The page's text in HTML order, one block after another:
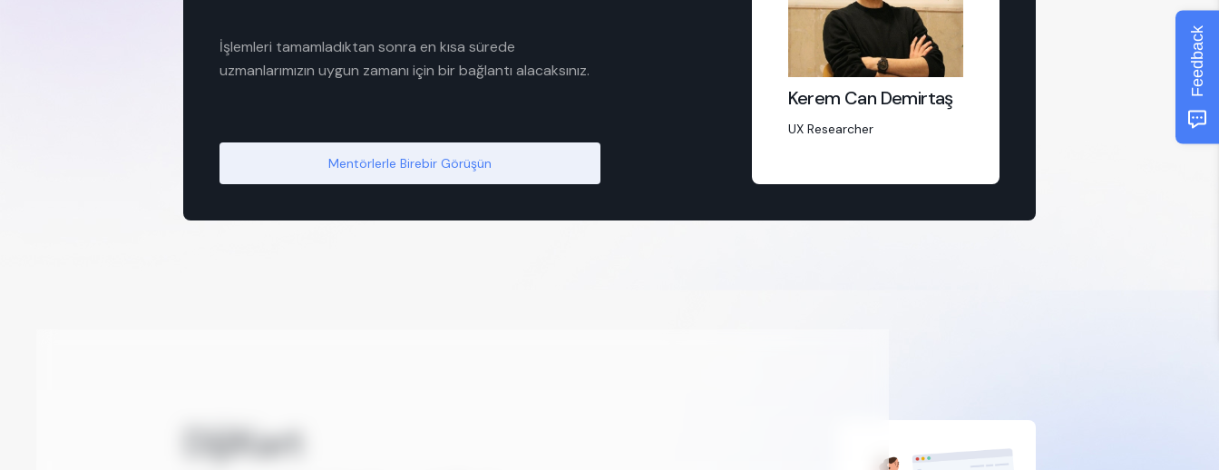
İşlemleri tamamladıktan sonra en kısa sürede
uzmanlarımızın uygun zamanı için bir bağlantı alacaksınız.
Mentörlerle Birebir Görüşün
Kerem Can Demirtaş
UX Researcher
DijiKart
Feedback